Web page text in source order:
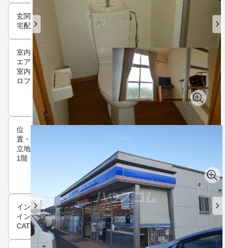
玄関
宅配ボックス
室内設備
エアコン
室内洗濯機置場
ロフト付
位
置・
立地
1階
インフラ
インターネット可
CATV